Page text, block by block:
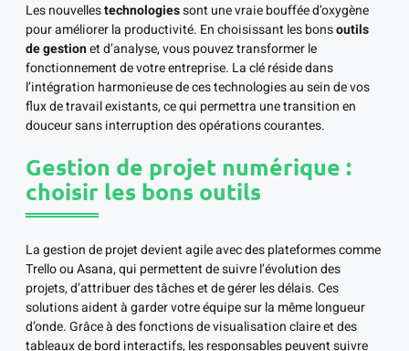
Les nouvellestechnologiessont une vraie bouffée d’oxygène
pour améliorer la productivité. En choisissant les bonsoutils
de gestionet d’analyse, vous pouvez transformer le
fonctionnement de votre entreprise. La clé réside dans
l’intégration harmonieuse de ces technologies au sein de vos
flux de travail existants, ce qui permettra une transition en
douceur sans interruption des opérations courantes.
Gestion de projet numérique :
choisir les bons outils
La gestion de projet devient agile avec des plateformes comme
Trello ou Asana, qui permettent de suivre l’évolution des
projets, d’attribuer des tâches et de gérer les délais. Ces
solutions aident à garder votre équipe sur la même longueur
d’onde. Grâce à des fonctions de visualisation claire et des
tableaux de bord interactifs, les responsables peuvent suivre